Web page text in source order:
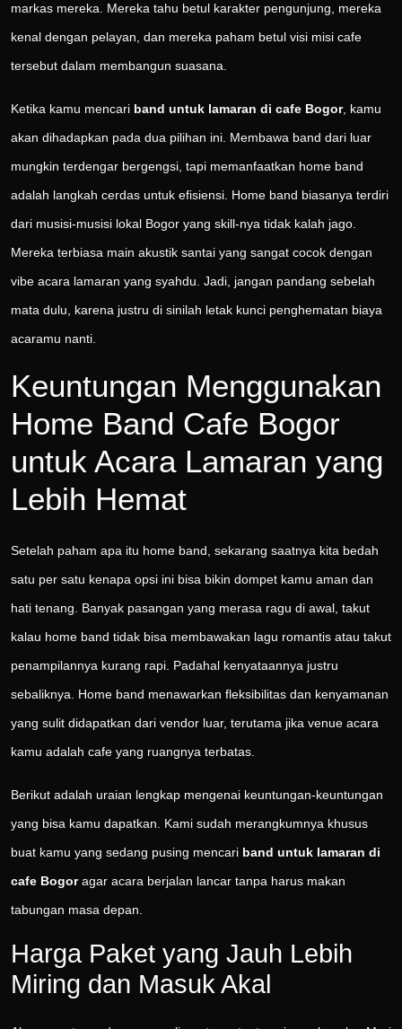
markas mereka. Mereka tahu betul karakter pengunjung, mereka
kenal dengan pelayan, dan mereka paham betul visi misi cafe
tersebut dalam membangun suasana.
Ketika kamu mencari band untuk lamaran di cafe Bogor, kamu
akan dihadapkan pada dua pilihan ini. Membawa band dari luar
mungkin terdengar bergengsi, tapi memanfaatkan home band
adalah langkah cerdas untuk efisiensi. Home band biasanya terdiri
dari musisi-musisi lokal Bogor yang skill-nya tidak kalah jago.
Mereka terbiasa main akustik santai yang sangat cocok dengan
vibe acara lamaran yang syahdu. Jadi, jangan pandang sebelah
mata dulu, karena justru di sinilah letak kunci penghematan biaya
acaramu nanti.
Keuntungan Menggunakan
Home Band Cafe Bogor
untuk Acara Lamaran yang
Lebih Hemat
Setelah paham apa itu home band, sekarang saatnya kita bedah
satu per satu kenapa opsi ini bisa bikin dompet kamu aman dan
hati tenang. Banyak pasangan yang merasa ragu di awal, takut
kalau home band tidak bisa membawakan lagu romantis atau takut
penampilannya kurang rapi. Padahal kenyataannya justru
sebaliknya. Home band menawarkan fleksibilitas dan kenyamanan
yang sulit didapatkan dari vendor luar, terutama jika venue acara
kamu adalah cafe yang ruangnya terbatas.
Berikut adalah uraian lengkap mengenai keuntungan-keuntungan
yang bisa kamu dapatkan. Kami sudah merangkumnya khusus
buat kamu yang sedang pusing mencari band untuk lamaran di
cafe Bogoragar acara berjalan lancar tanpa harus makan
tabungan masa depan.
Harga Paket yang Jauh Lebih
Miring dan Masuk Akal